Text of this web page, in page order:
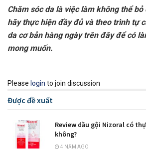
Chăm sóc da là việc làm không thể
hãy thực hiện đầy đủ và theo trình tự
da cơ bản hàng ngày trên đây để có
mong muốn.
Please login to join discussion
Được đề xuất
Review dầu gội Nizoral có
không?
4 NĂM AGO